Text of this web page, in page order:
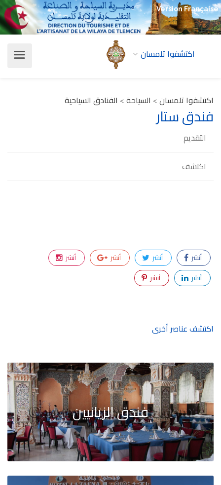
Version Française
اكتشفوا تلمسان
اكتشفوا تلمسان> السياحة> الفنادق السياحية
فندق ستار
التقديم
اكتشف
أنشر أنشر أنشر
أنشر
أنشر
أنشر
اكتشف عناصر أخرى
فندق الزيانيين